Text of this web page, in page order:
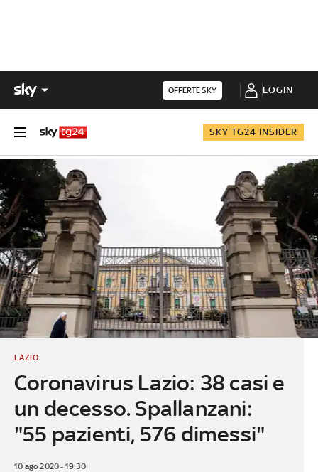
OFFERTE SKY LOGIN
SKY TG24 INSIDER
Coronavirus Lazio: 38 casi e
un decesso. Spallanzani:
"55 pazienti, 576 dimessi"
LAZIO
10 ago 2020 - 19:30